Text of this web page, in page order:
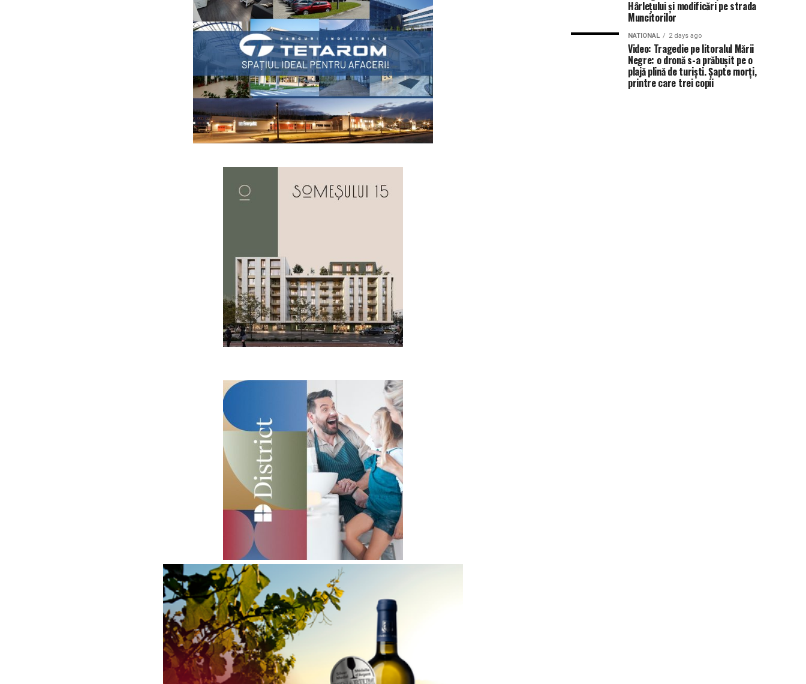
Hârlețului și modificări pe strada
Muncitorilor
NATIONAL 2 days ago
Video: Tragedie pe litoralul Mării
Negre: o dronă s-a prăbușit pe o
plajă plină de turiști. Șapte morți,
printre care trei copii